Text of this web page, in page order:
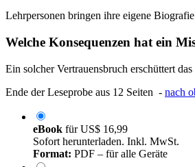
Lehrpersonen bringen ihre eigene
Welche Konsequenzen hat ein
Ein solcher Vertrauensbruch erschüttert
Ende der Leseprobe aus 12 Seiten - nach
eBook fürUS$ 16,99
Sofort herunterladen. Inkl. MwSt.
Format: PDF – für alle Geräte